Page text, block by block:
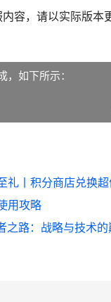
，请以实际版本
，如下所示：
用攻略
之路：战略与技术